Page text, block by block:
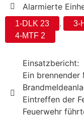
Alarmierte
1-DLK 23 , 3-
4-MTF 2
Einsatzbericht:
Ein brennender
Eintreffen der
Feuerwehr